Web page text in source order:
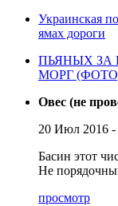
Украинская
ямах дороги
ПЬЯНЫХ ЗА
МОРГ
Овес (не
20 Июл 2016 -
Басин этот
Не
просмотр